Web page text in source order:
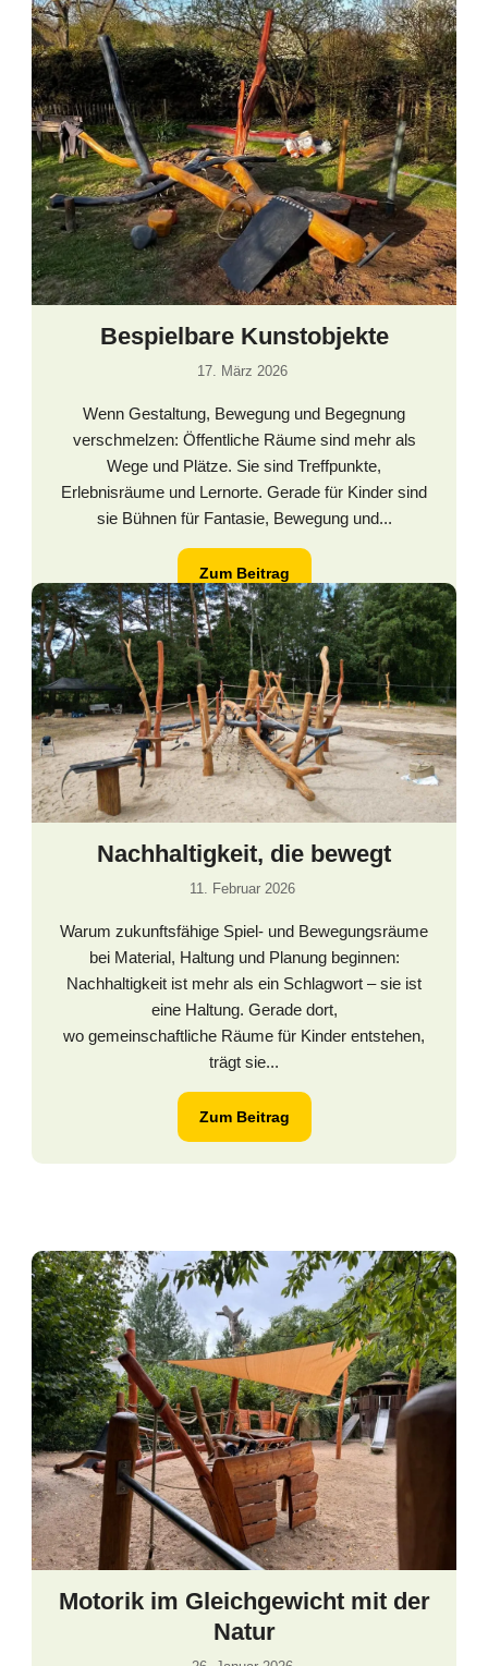
Bespielbare Kunstobjekte
17. März 2026
Wenn Gestaltung, Bewegung und Begegnung
verschmelzen: Öffentliche Räume sind mehr als
Wege und Plätze. Sie sind Treffpunkte,
Erlebnisräume und Lernorte. Gerade für Kinder sind
sie Bühnen für Fantasie, Bewegung und...
Zum Beitrag
Nachhaltigkeit, die bewegt
11. Februar 2026
Warum zukunftsfähige Spiel- und Bewegungsräume
bei Material, Haltung und Planung beginnen:
Nachhaltigkeit ist mehr als ein Schlagwort – sie ist
eine Haltung. Gerade dort,
wo gemeinschaftliche Räume für Kinder entstehen,
trägt sie...
Zum Beitrag
Motorik im Gleichgewicht mit der
Natur